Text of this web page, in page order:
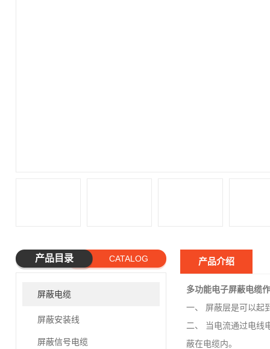
产品目录 CATALOG
屏蔽电缆
屏蔽安装线
屏蔽信号电缆
产品介绍
多功能电子屏蔽电缆
一、 屏蔽层是可以起
二、 当电流通过电线
蔽在电缆内。